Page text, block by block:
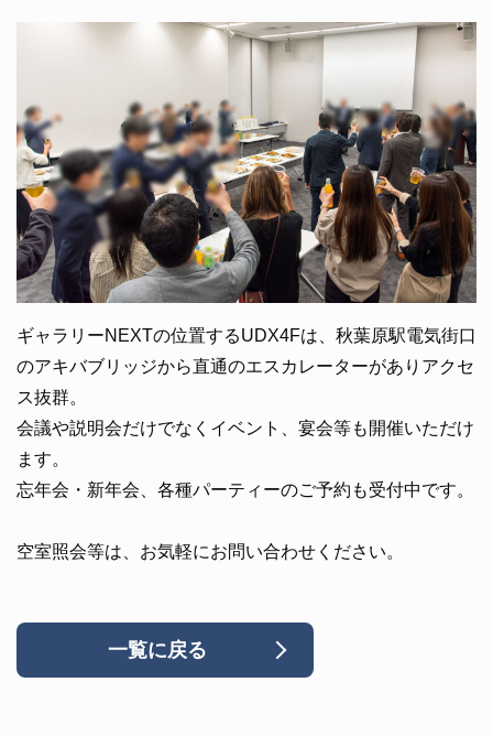
ギャラリーNEXTの位置するUDX4Fは、秋葉原駅電気街口
のアキバブリッジから直通のエスカレーターがありアクセ
ス抜群。
会議や説明会だけでなくイベント、宴会等も開催いただけ
ます。
忘年会・新年会、各種パーティーのご予約も受付中です。
空室照会等は、お気軽にお問い合わせください。
一覧に戻る